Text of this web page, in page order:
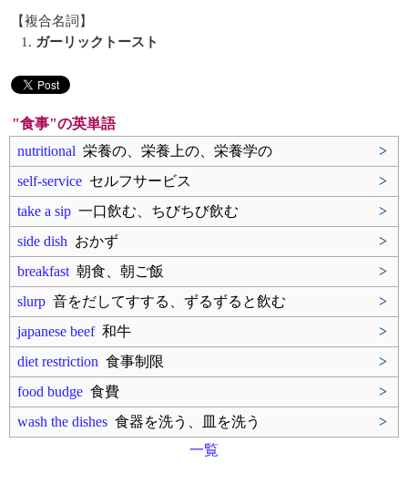
【複合名詞】
1. ガーリックトースト
"食事"の英単語
nutritional 栄養の、栄養上の、栄養学の
>
self-service セルフサービス
>
take a sip 一口飲む、ちびちび飲む
>
side dish おかず
>
breakfast 朝食、朝ご飯
>
slurp 音をだしてすする、ずるずると飲む
>
japanese beef和牛
>
diet restriction 食事制限
>
food budge 食費
>
wash the dishes 食器を洗う、皿を洗う
>
一覧